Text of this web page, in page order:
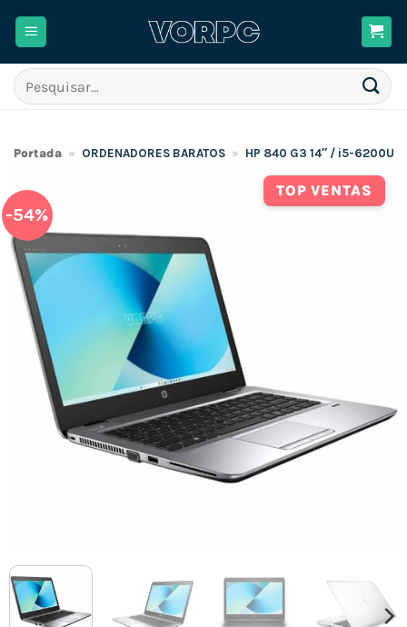
Pesquisar
por:
Portada » ORDENADORES BARATOS » HP 840 G3 14″ / i5-6200U /
TOP VENTAS
-54%